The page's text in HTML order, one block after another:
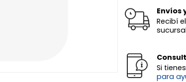
Envíos
Recibí
Si
para